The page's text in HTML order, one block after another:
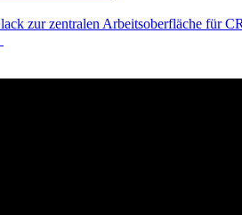
zur zentralen Arbeitsoberfläche für